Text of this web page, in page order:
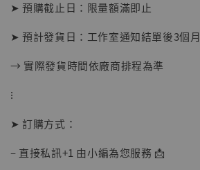
子彈飛 鵝城縣長 張麻子 [BK01]
➤ 預購截止日：限量額滿即止
➤ 預計發貨日：工作室通知結單後3個月
→ 實際發貨時間依廠商排程為準
⁝
➤ 訂購方式：
– 直接私訊+1 由小編為您服務 📩